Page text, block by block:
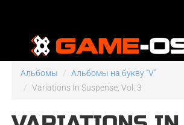
Альбомы
Альбомы на букву "V"
Variations In Suspense, Vol. 3